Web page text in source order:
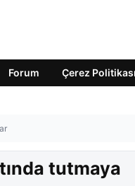
Forum Çerez Politikası
tutmaya